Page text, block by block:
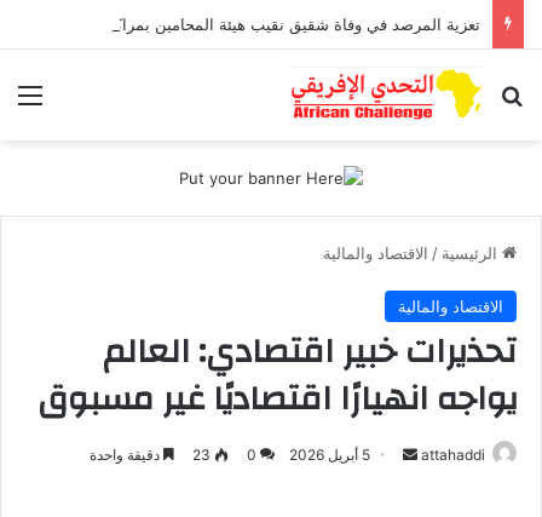
بحث عن
الرئيسية / الاقتصاد والمالية
الاقتصاد والمالية
تحذيرات خبير اقتصادي: العالم
يواجه انهيارًا اقتصاديًا غير مسبوق
attahaddi 5 أبريل 2026 0
23 دقيقة واحدة